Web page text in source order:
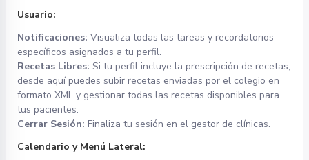
Usuario:
Notificaciones: Visualiza todas las tareas y recordatorios
específicos asignados a tu perfil.
Recetas Libres: Si tu perfil incluye la prescripción de recetas,
desde aquí puedes subir recetas enviadas por el colegio en
formato XML y gestionar todas las recetas disponibles para
tus pacientes.
Cerrar Sesión: Finaliza tu sesión en el gestor de clínicas.
Calendario y Menú Lateral: